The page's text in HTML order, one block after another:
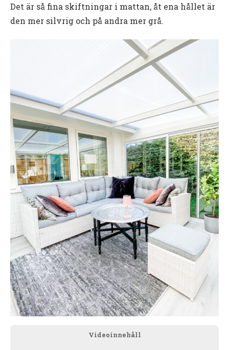
Det är så fina skiftningar i mattan, åt ena hållet är
den mer silvrig och på andra mer grå.
Videoinnehåll